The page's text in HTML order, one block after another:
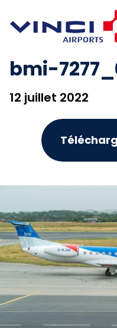
bmi-
12 juillet 2022